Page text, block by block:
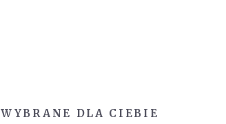
WYBRANE DLA CIEBIE